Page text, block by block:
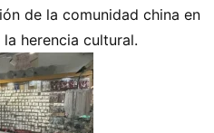
de la comunidad china en
herencia cultural.